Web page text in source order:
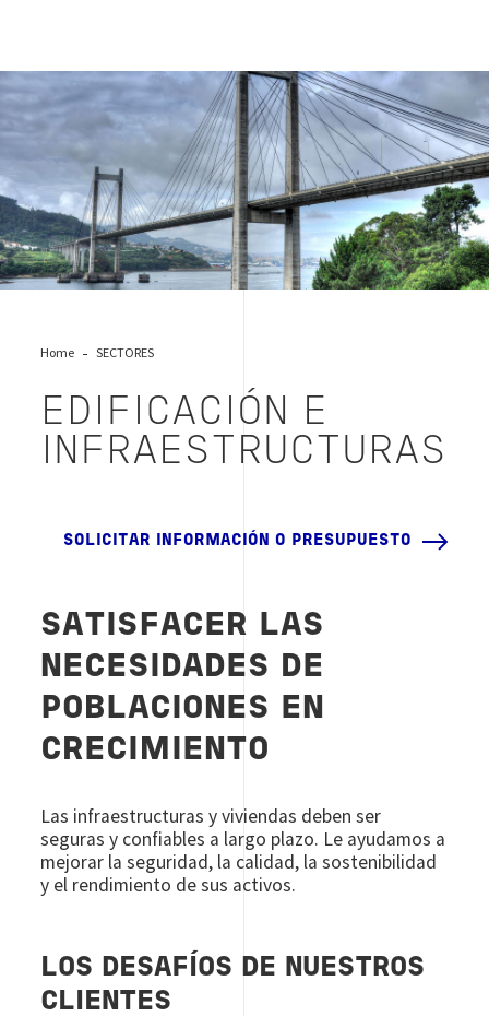
Edificios & Infraestructuras
Home SECTORES
EDIFICACIÓN E
INFRAESTRUCTURAS
SOLICITAR INFORMACIÓN O PRESUPUESTO
SATISFACER LAS
NECESIDADES DE
POBLACIONES EN
CRECIMIENTO
Las infraestructuras y viviendas deben ser
seguras y confiables a largo plazo. Le ayudamos a
mejorar la seguridad, la calidad, la sostenibilidad
y el rendimiento de sus activos.
LOS DESAFÍOS DE NUESTROS
CLIENTES